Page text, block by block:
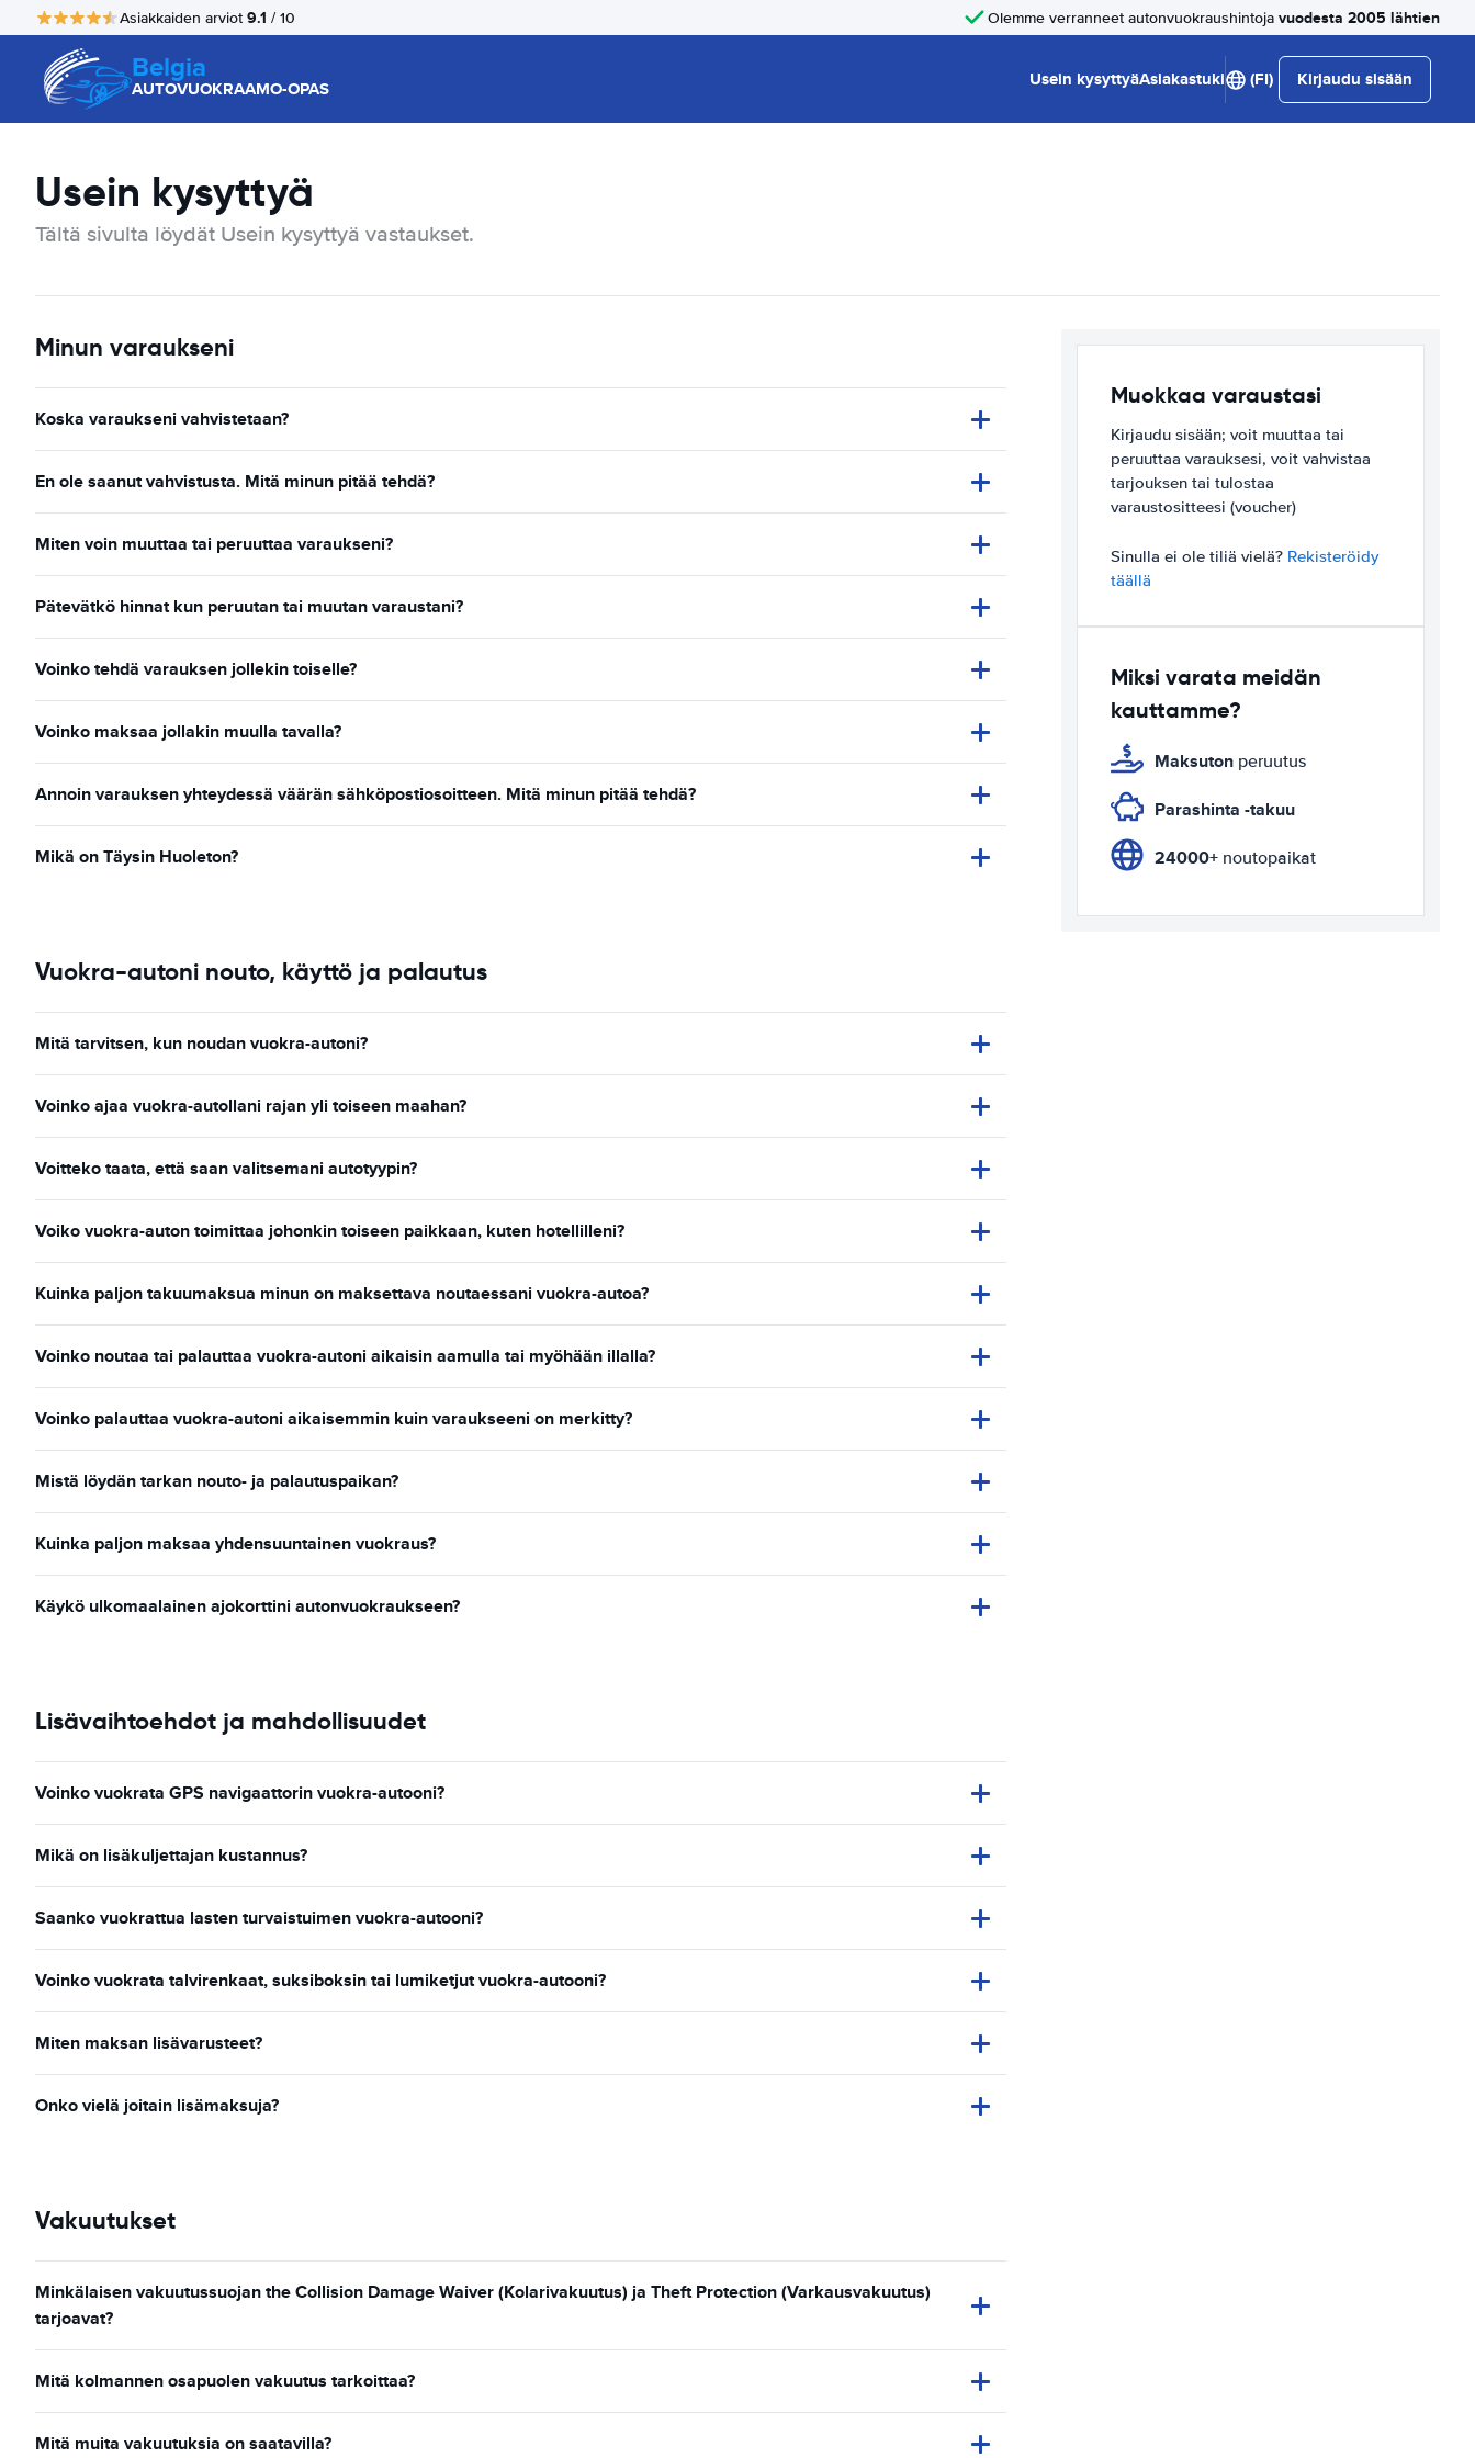
Asiakkaiden arviot 9.1 / 10 Olemme verranneet autonvuokraushintoja vuodesta 2005 lähtien
Belgia
AUTOVUOKRAAMO-OPAS Usein kysyttyäAsiakastuki (FI) Kirjaudu sisään
Usein kysyttyä
Tältä sivulta löydät Usein kysyttyä vastaukset.
Minun varaukseni
Koska varaukseni vahvistetaan?
En ole saanut vahvistusta. Mitä minun pitää tehdä?
Miten voin muuttaa tai peruuttaa varaukseni?
Pätevätkö hinnat kun peruutan tai muutan varaustani?
Voinko tehdä varauksen jollekin toiselle?
Voinko maksaa jollakin muulla tavalla?
Annoin varauksen yhteydessä väärän sähköpostiosoitteen. Mitä minun pitää tehdä?
Mikä on Täysin Huoleton?
Vuokra-autoni nouto, käyttö ja palautus
Mitä tarvitsen, kun noudan vuokra-autoni?
Voinko ajaa vuokra-autollani rajan yli toiseen maahan?
Voitteko taata, että saan valitsemani autotyypin?
Voiko vuokra-auton toimittaa johonkin toiseen paikkaan, kuten hotellilleni?
Kuinka paljon takuumaksua minun on maksettava noutaessani vuokra-autoa?
Voinko noutaa tai palauttaa vuokra-autoni aikaisin aamulla tai myöhään illalla?
Voinko palauttaa vuokra-autoni aikaisemmin kuin varaukseeni on merkitty?
Mistä löydän tarkan nouto- ja palautuspaikan?
Kuinka paljon maksaa yhdensuuntainen vuokraus?
Käykö ulkomaalainen ajokorttini autonvuokraukseen?
Lisävaihtoehdot ja mahdollisuudet
Voinko vuokrata GPS navigaattorin vuokra-autooni?
Mikä on lisäkuljettajan kustannus?
Saanko vuokrattua lasten turvaistuimen vuokra-autooni?
Voinko vuokrata talvirenkaat, suksiboksin tai lumiketjut vuokra-autooni?
Miten maksan lisävarusteet?
Onko vielä joitain lisämaksuja?
Vakuutukset
Minkälaisen vakuutussuojan the Collision Damage Waiver (Kolarivakuutus) ja Theft Protection (Varkausvakuutus)
tarjoavat?
Mitä kolmannen osapuolen vakuutus tarkoittaa?
Mitä muita vakuutuksia on saatavilla?
Muokkaa varaustasi
Kirjaudu sisään; voit muuttaa tai
peruuttaa varauksesi, voit vahvistaa
tarjouksen tai tulostaa
varaustositteesi (voucher)
Sinulla ei ole tiliä vielä? Rekisteröidy
täällä
Miksi varata meidän
kauttamme?
Maksuton peruutus
Parashinta -takuu
24000+ noutopaikat